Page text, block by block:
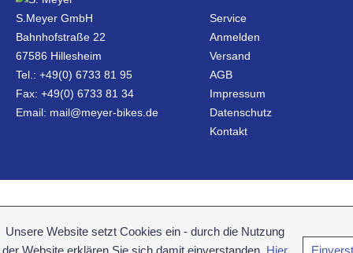
S.Meyer GmbH
Bahnhofstraße 22
67586 Hillesheim
Tel.: +49(0) 6733 81 95
Fax: +49(0) 6733 81 34
Email: mail@meyer-bikes.de
Service
Anmelden
Versand
AGB
Impressum
Datenschutz
Kontakt
Unsere Website setzt Cookies ein - durch die Nutzung
der Website erklären Sie sich damit einverstanden. Hier